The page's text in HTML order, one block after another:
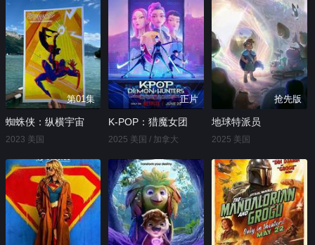
第01集
蜘蛛侠：纵横宇宙
2023 美国
正片
K-POP：猎魔女团
2025 美国 / 加拿大
抢先版
地球特派员
2025 美国